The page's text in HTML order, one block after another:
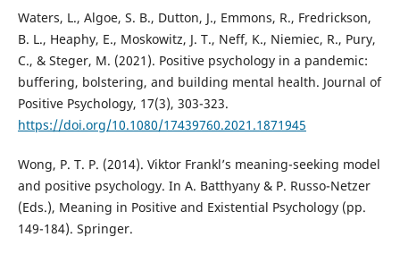
Waters, L., Algoe, S. B., Dutton, J., Emmons, R., Fredrickson,
B. L., Heaphy, E., Moskowitz, J. T., Neff, K., Niemiec, R., Pury,
C., & Steger, M. (2021). Positive psychology in a pandemic:
buffering, bolstering, and building mental health. Journal of
Positive Psychology, 17(3), 303-323.
https://doi.org/10.1080/17439760.2021.1871945
Wong, P. T. P. (2014). Viktor Frankl’s meaning-seeking model
and positive psychology. In A. Batthyany & P. Russo-Netzer
(Eds.), Meaning in Positive and Existential Psychology (pp.
149-184). Springer.